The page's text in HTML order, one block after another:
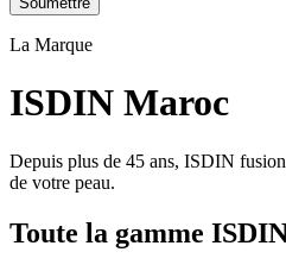
La Marque
ISDIN Maroc
Depuis plus de 45 ans, ISDIN
de votre peau.
Toute la gamme